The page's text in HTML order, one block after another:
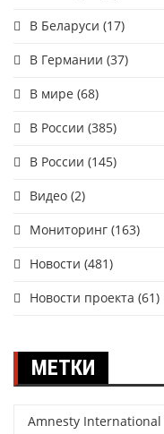
В Беларуси (17)
В Германии (37)
В мире (68)
В России (385)
В России (145)
Видео (2)
Мониторинг (163)
Новости (481)
Новости проекта (61)
МЕТКИ
Amnesty International